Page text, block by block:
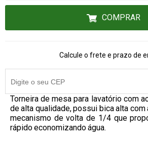
COMPRAR
Calcule o frete e prazo de
Torneira de mesa para lavatório com
de alta qualidade, possui bica alta
mecanismo de volta de 1/4 que
rápido economizando água.